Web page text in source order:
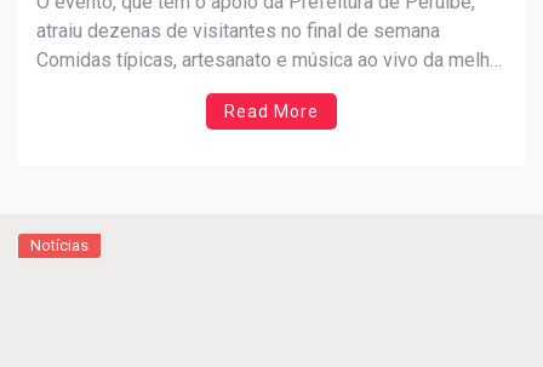
atraiu dezenas de visitantes no final de semana
Comidas típicas, artesanato e música ao vivo da melhor
qualidade. Essas são as principais atrações
promovidas na 4ª Festa da Tainha, que teve início no
Read More
Notícias